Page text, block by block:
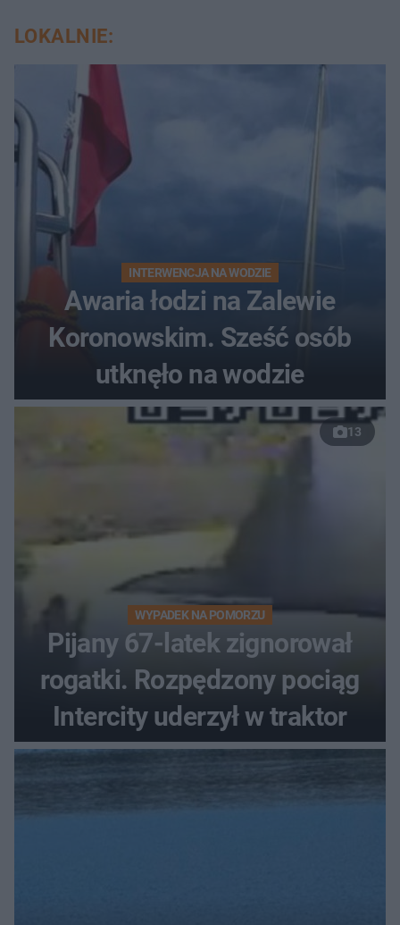
LOKALNIE:
INTERWENCJA NA WODZIE
Awaria łodzi na Zalewie
Koronowskim. Sześć osób
utknęło na wodzie
13
WYPADEK NA POMORZU
Pijany 67-latek zignorował
rogatki. Rozpędzony pociąg
Intercity uderzył w traktor